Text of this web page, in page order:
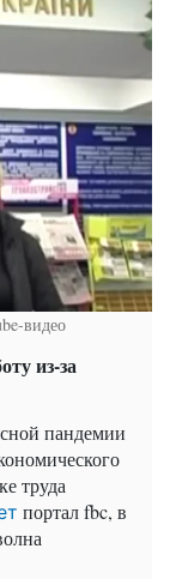
видео
из-за
пандемии
труда
портал fbc, в